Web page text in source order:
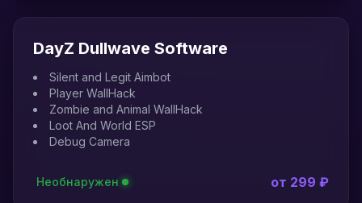
DayZ Dullwave Software
Silent and Legit Aimbot
Player WallHack
Zombie and Animal WallHack
Loot And World ESP
Debug Camera
Необнаружен от 299 ₽